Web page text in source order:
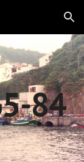
Skip to navigation
-84